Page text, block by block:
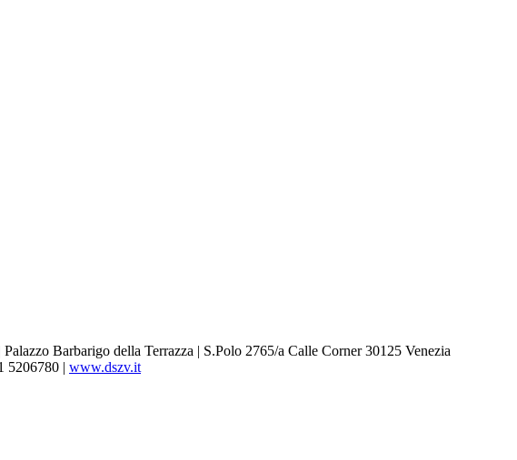
Barbarigo della Terrazza | S.Polo 2765/a Calle Corner 30125 Venezia
5206780 | www.dszv.it